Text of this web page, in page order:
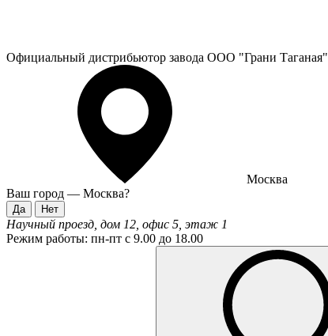
Официальный дистрибьютор завода ООО "Грани Таганая"
Москва
Ваш город — Москва?
Научный проезд, дом 12, офис 5, этаж 1
Режим работы: пн-пт с 9.00 до 18.00